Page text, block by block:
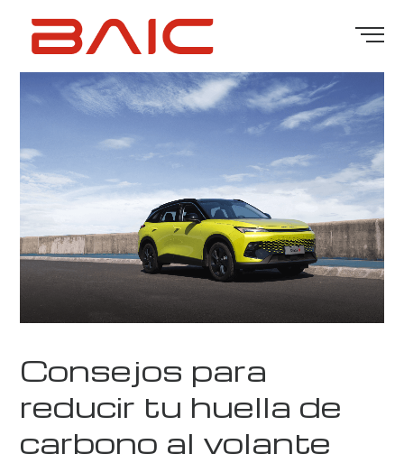
Consejos para
reducir tu huella de
carbono al volante